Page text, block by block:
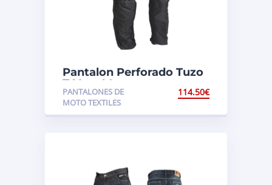
Pantalon Perforado Tuzo
T-Vent Men
PANTALONES DE
MOTO TEXTILES
114.50€